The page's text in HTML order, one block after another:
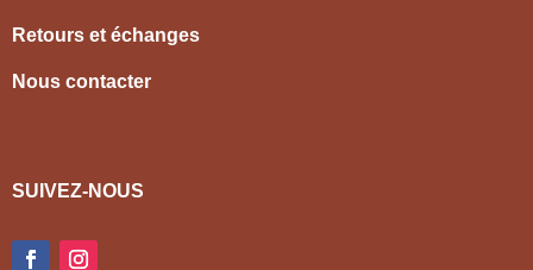
Retours et échanges
Nous contacter
SUIVEZ-NOUS